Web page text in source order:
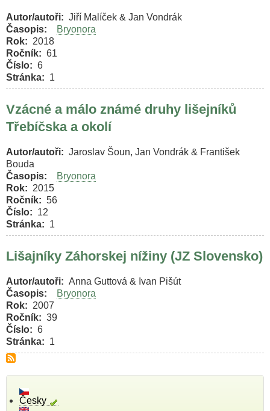
Autor/autoři
Jiří Malíček & Jan Vondrák
Časopis
Bryonora
Rok
2018
Ročník
61
Číslo
6
Stránka
1
Vzácné a málo známé druhy lišejníků
Třebíčska a okolí
Autor/autoři
Jaroslav Šoun, Jan Vondrák & František
Bouda
Časopis
Bryonora
Rok
2015
Ročník
56
Číslo
12
Stránka
1
Lišajníky Záhorskej nížiny (JZ Slovensko)
Autor/autoři
Anna Guttová & Ivan Pišút
Časopis
Bryonora
Rok
2007
Ročník
39
Číslo
6
Stránka
1
Česky